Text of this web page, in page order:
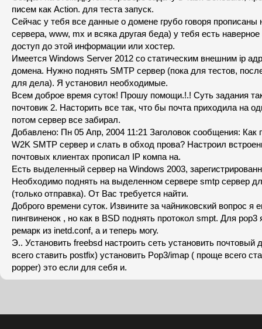
писем как Action. для теста запуск.
Сейчас у тебя все данные о домене грубо говоря прописаны
сервера, www, mx и всяка другая беда) у тебя есть
доступ до этой информации или хостер.
Имеется Windows Server 2012 со статическим внешним ip
домена. Нужно поднять SMTP сервер (пока для тестов,
для дела). Я установил необходимые.
Всем доброе время суток! Прошу помощи.!.! Суть задания
почтовик 2. Насторить все так, что бы почта приходила на
потом сервер все забирал.
Добавлено: Пн 05 Апр, 2004 11:21 Заголовок сообщения: Как
W2K SMTP сервер и слать в обход прова? Настроил
почтовых клиентах прописал IP компа на.
Есть выделенный сервер на Windows 2003,
Необходимо поднять на выделенном сервере smtp сервер
(только отправка). От Вас требуется найти.
Доброго времени суток. Извините за чайниковский вопрос я
пингвиненок , но как в BSD поднять протокол smpt. Для pop3
ремарк из inetd.conf, а и теперь могу.
Э.. Установить freebsd настроить сеть установить
всего ставить postfix) установить Pop3/imap ( проще всего
popper) это если для себя и.